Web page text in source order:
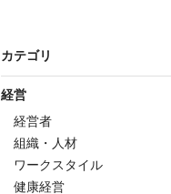
カテゴリ
経営
経営者
組織・人材
ワークスタイル
健康経営